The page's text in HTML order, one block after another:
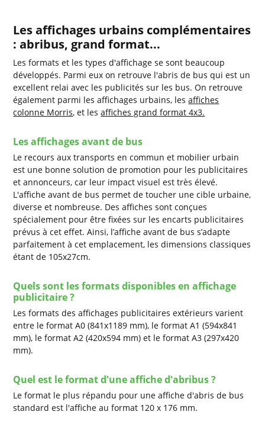
Les affichages urbains complémentaires
: abribus, grand format...
Les formats et les types d'affichage se sont beaucoup
développés. Parmi eux on retrouve l'abris de bus qui est un
excellent relai avec les publicités sur les bus. On retrouve
également parmi les affichages urbains, lesaffiches
colonne Morris, et lesaffiches grand format 4x3.
Les affichages avant de bus
Le recours aux transports en commun et mobilier urbain
est une bonne solution de promotion pour les publicitaires
et annonceurs, car leur impact visuel est très élevé.
L'affiche avant de bus permet de toucher une cible urbaine,
diverse et nombreuse. Des affiches sont conçues
spécialement pour être fixées sur les encarts publicitaires
prévus à cet effet. Ainsi, l’affiche avant de bus s’adapte
parfaitement à cet emplacement, les dimensions classiques
étant de 105x27cm.
Quels sont les formats disponibles en affichage
publicitaire ?
Les formats des affichages publicitaires extérieurs varient
entre le format A0 (841x1189 mm), le format A1 (594x841
mm), le format A2 (420x594 mm) et le format A3 (297x420
mm).
Quel est le format d'une affiche d'abribus ?
Le format le plus répandu pour une affiche d'abris de bus
standard est l'affiche au format 120 x 176 mm.